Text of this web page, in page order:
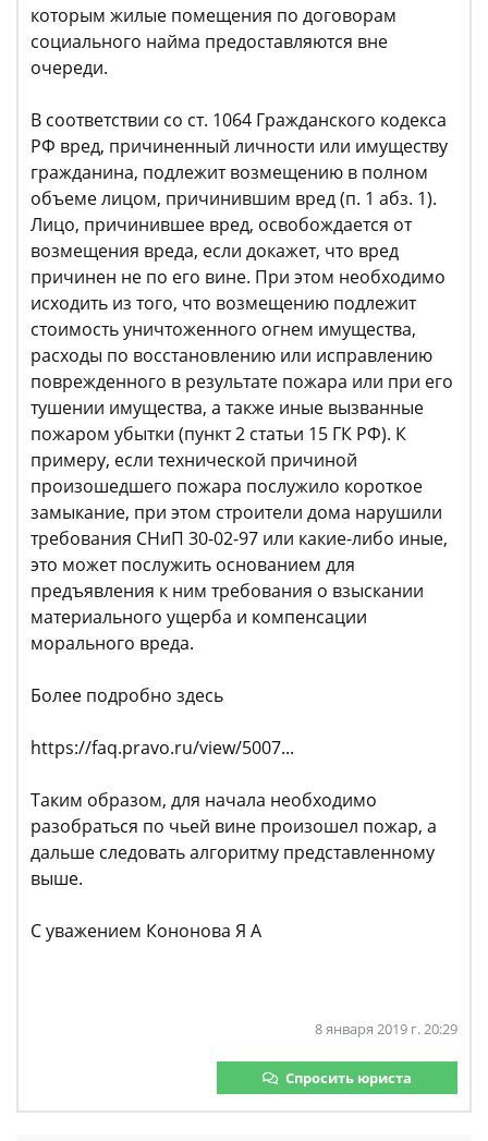
которым жилые помещения по договорам
социального найма предоставляются вне
очереди.
В соответствии со ст. 1064 Гражданского кодекса
РФ вред, причиненный личности или имуществу
гражданина, подлежит возмещению в полном
объеме лицом, причинившим вред (п. 1 абз. 1).
Лицо, причинившее вред, освобождается от
возмещения вреда, если докажет, что вред
причинен не по его вине. При этом необходимо
исходить из того, что возмещению подлежит
стоимость уничтоженного огнем имущества,
расходы по восстановлению или исправлению
поврежденного в результате пожара или при его
тушении имущества, а также иные вызванные
пожаром убытки (пункт 2 статьи 15 ГК РФ). К
примеру, если технической причиной
произошедшего пожара послужило короткое
замыкание, при этом строители дома нарушили
требования СНиП 30-02-97 или какие-либо иные,
это может послужить основанием для
предъявления к ним требования о взыскании
материального ущерба и компенсации
морального вреда.
Более подробно здесь
https://faq.pravo.ru/view/5007...
Таким образом, для начала необходимо
разобраться по чьей вине произошел пожар, а
дальше следовать алгоритму представленному
выше.
С уважением Кононова Я А
8 января 2019 г. 20:29
Спросить юриста